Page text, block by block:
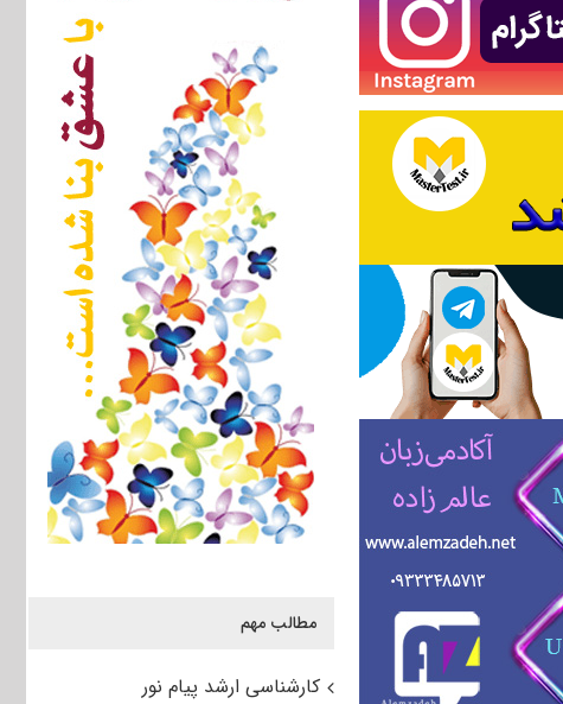
مطالب مهم
کارشناسی ارشد پیام نور